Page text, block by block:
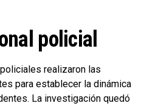
policial
realizaron las
para establecer la dinámica
La investigación quedó